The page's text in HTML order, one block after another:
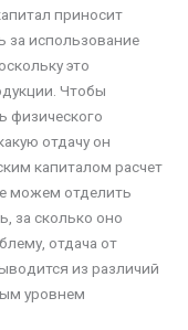
приносит
за использование
это
Чтобы
физического
отдачу он
капиталом расчет
можем отделить
за сколько оно
отдача от
из различий
уровнем